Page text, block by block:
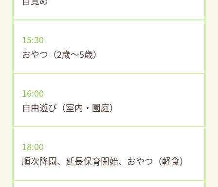
15:30
おやつ（2歳～5歳）
16:00
自由遊び（室内・園庭）
18:00
順次降園、延長保育開始、おやつ（軽食）